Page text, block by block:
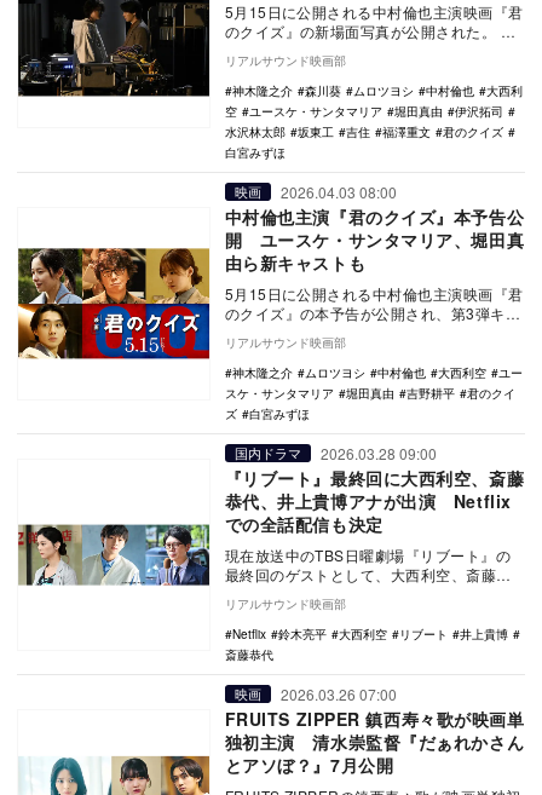
5月15日に公開される中村倫也主演映画『君
のクイズ』の新場面写真が公開された。
本作は、『ゲームの王国』『地図と拳』で
知られ…
リアルサウンド映画部
神木隆之介
森川葵 ムロツヨシ 中村倫也
大西利
空
ユースケ・サンタマリア 堀田真由
伊沢拓司
水沢林太郎
坂東工 吉住 福澤重文
君のクイズ
白宮みずほ
映画 2026.04.03 08:00
中村倫也主演『君のクイズ』本予告公
開 ユースケ・サンタマリア、堀田真
由ら新キャストも
5月15日に公開される中村倫也主演映画『君
のクイズ』の本予告が公開され、第3弾キャ
ストとして、ユースケ・サンタマリア、白
宮みずほ…
リアルサウンド映画部
神木隆之介
ムロツヨシ 中村倫也 大西利空
ユー
スケ・サンタマリア
堀田真由 吉野耕平
君のクイ
ズ
白宮みずほ
国内ドラマ 2026.03.28 09:00
『リブート』最終回に大西利空、斎藤
恭代、井上貴博アナが出演 Netflix
での全話配信も決定
現在放送中のTBS日曜劇場『リブート』の
最終回のゲストとして、大西利空、斎藤恭
代、井上貴博（TBSアナウンサー）の出演
が発表され…
リアルサウンド映画部
Netflix
鈴木亮平 大西利空 リブート
井上貴博
斎藤恭代
映画 2026.03.26 07:00
FRUITS ZIPPER 鎮西寿々歌が映画単
独初主演 清水崇監督『だぁれかさん
とアソぼ？』7月公開